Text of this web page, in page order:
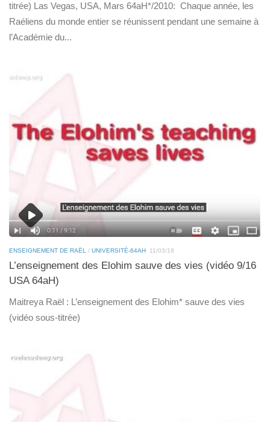
titrée) Las Vegas, USA, Mars 64aH*/2010: Chaque année, les
Raéliens du monde entier se réunissent pendant une semaine à
l’Académie du...
ENSEIGNEMENT DE RAËL / UNIVERSITÉ-64AH 11/03/18
L’enseignement des Elohim sauve des vies (vidéo 9/16
USA 64aH)
Maitreya Raël : L’enseignement des Elohim* sauve des vies
(vidéo sous-titrée)